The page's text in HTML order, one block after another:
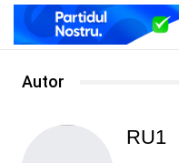
Autor
RU1